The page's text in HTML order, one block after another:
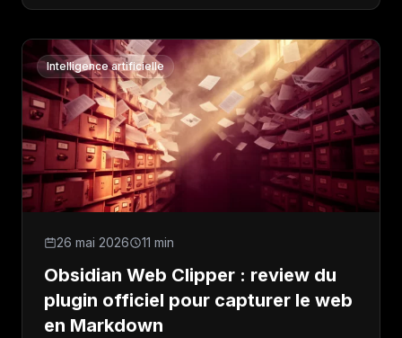
Intelligence artificielle
26 mai 2026 11 min
Obsidian Web Clipper : review du
plugin officiel pour capturer le web
en Markdown